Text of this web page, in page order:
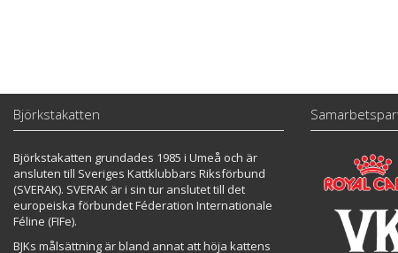
Björkstakatten
Björkstakatten grundades 1985 i Umeå och är
ansluten till Sveriges Kattklubbars Riksförbund
(SVERAK). SVERAK är i sin tur anslutet till det
europeiska förbundet Féderation Internationale
Féline (FIFe).
BJKs målsättning är bland annat att höja kattens